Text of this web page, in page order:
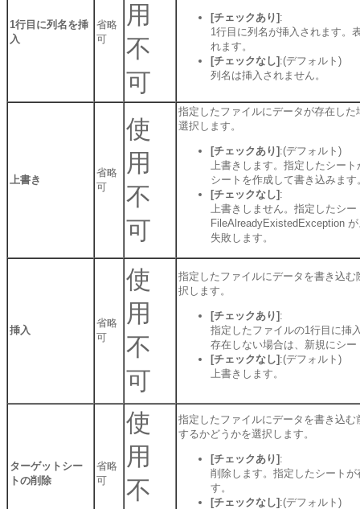
1行目に列名を挿
入
省略
可
用
不
可
[チェックあり] :
1行目に列名が挿入されます。
れます。
[チェックなし] :(デフォルト)
列名は挿入されません。
上書き
省略
可
使
用
不
可
指定したファイルにデータが存在し
選択します。
[チェックあり] :(デフォルト)
上書きします。指定したシー
シートを作成して書き込みます
[チェックなし] :
上書きしません。指定したシ
FileAlreadyExistedException
失敗します。
挿入
省略
可
使
用
不
可
指定したファイルにデータを書き込
択します。
[チェックあり] :
指定したファイルの1行目に挿
存在しない場合は、新規にシ
[チェックなし] :(デフォルト)
上書きします。
ターゲットシー
トの削除
省略
可
使
用
不
指定したファイルにデータを書き込
するかどうかを選択します。
[チェックあり] :
削除します。指定したシート
す。
[チェックなし] :(デフォルト)